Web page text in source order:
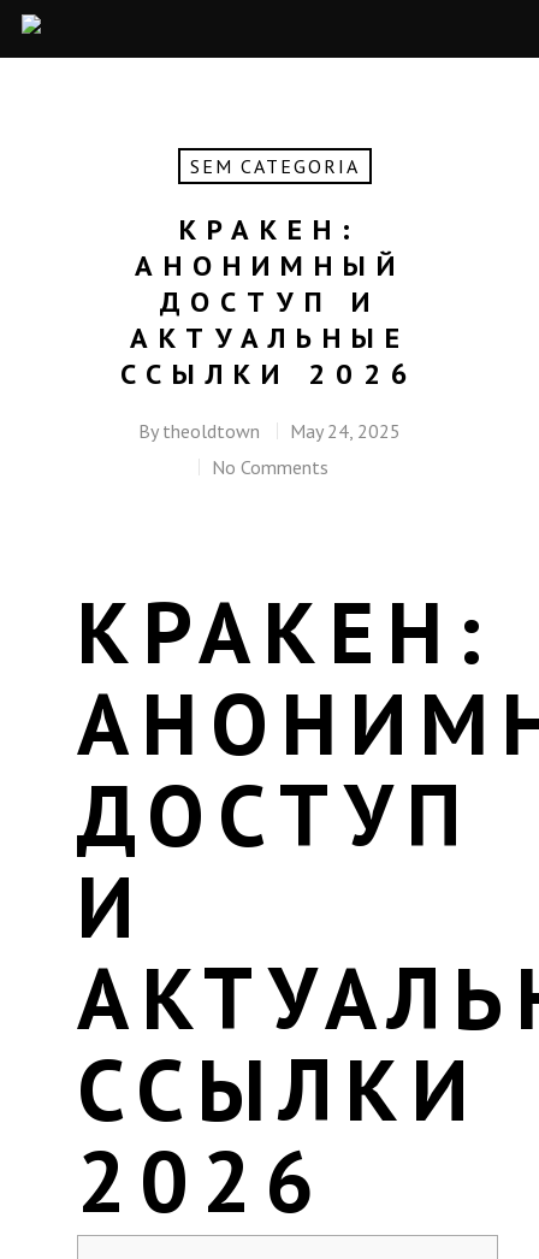
SEM CATEGORIA
КРАКЕН:
АНОНИМНЫЙ
ДОСТУП И
АКТУАЛЬНЫЕ
ССЫЛКИ 2026
By theoldtown
May 24, 2025
No Comments
КРАКЕН:
ДОСТУП
И
ССЫЛКИ
2026